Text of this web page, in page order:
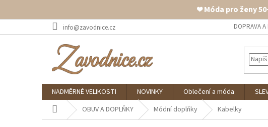
❤️ Móda pro ženy
na
info@zavodnice.cz DOPRAVA
NADMĚRNÉ VELIKOSTI NOVINKY Oblečení a móda
Domů OBUV A DOPLŇKY Módní doplňky Kabelky